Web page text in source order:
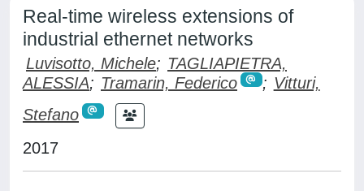
Real-time wireless extensions of
industrial ethernet networks
Luvisotto, Michele; TAGLIAPIETRA,
ALESSIA; Tramarin, Federico ; Vitturi,
Stefano
2017